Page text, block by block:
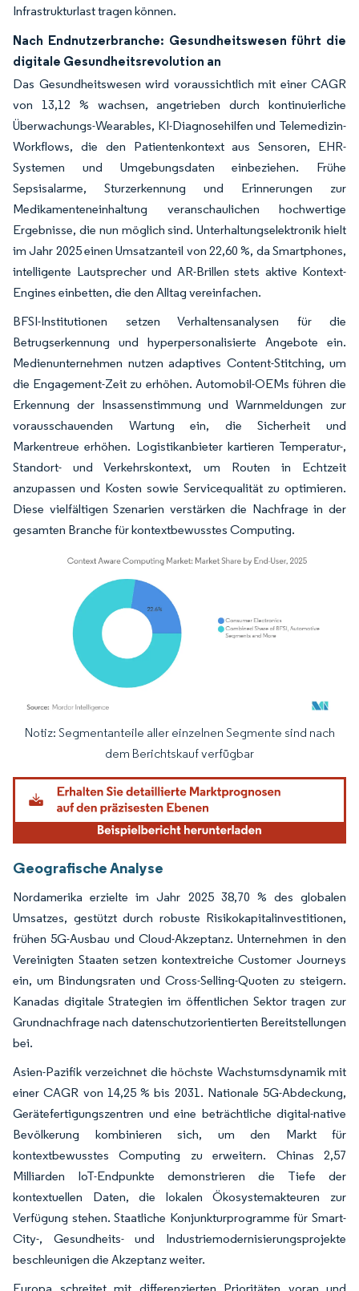
Infrastrukturlast tragen können.
Nach Endnutzerbranche: Gesundheitswesen führt die
digitale Gesundheitsrevolution an
Das Gesundheitswesen wird voraussichtlich mit einer CAGR
von 13,12 % wachsen, angetrieben durch kontinuierliche
Überwachungs-Wearables, KI-Diagnosehilfen und Telemedizin-
Workflows, die den Patientenkontext aus Sensoren, EHR-
Systemen und Umgebungsdaten einbeziehen. Frühe
Sepsisalarme, Sturzerkennung und Erinnerungen zur
Medikamenteneinhaltung veranschaulichen hochwertige
Ergebnisse, die nun möglich sind. Unterhaltungselektronik hielt
im Jahr 2025 einen Umsatzanteil von 22,60 %, da Smartphones,
intelligente Lautsprecher und AR-Brillen stets aktive Kontext-
Engines einbetten, die den Alltag vereinfachen.
BFSI-Institutionen setzen Verhaltensanalysen für die
Betrugserkennung und hyperpersonalisierte Angebote ein.
Medienunternehmen nutzen adaptives Content-Stitching, um
die Engagement-Zeit zu erhöhen. Automobil-OEMs führen die
Erkennung der Insassenstimmung und Warnmeldungen zur
vorausschauenden Wartung ein, die Sicherheit und
Markentreue erhöhen. Logistikanbieter kartieren Temperatur-,
Standort- und Verkehrskontext, um Routen in Echtzeit
anzupassen und Kosten sowie Servicequalität zu optimieren.
Diese vielfältigen Szenarien verstärken die Nachfrage in der
gesamten Branche für kontextbewusstes Computing.
Bild © Mordor Intelligence. Wiederverwendung erfordert Namensnennung
Notiz: Segmentanteile aller einzelnen Segmente sind nach
dem Berichtskauf verfügbar
Geografische Analyse
Nordamerika erzielte im Jahr 2025 38,70 % des globalen
Umsatzes, gestützt durch robuste Risikokapitalinvestitionen,
frühen 5G-Ausbau und Cloud-Akzeptanz. Unternehmen in den
Vereinigten Staaten setzen kontextreiche Customer Journeys
ein, um Bindungsraten und Cross-Selling-Quoten zu steigern.
Kanadas digitale Strategien im öffentlichen Sektor tragen zur
Grundnachfrage nach datenschutzorientierten Bereitstellungen
bei.
Asien-Pazifik verzeichnet die höchste Wachstumsdynamik mit
einer CAGR von 14,25 % bis 2031. Nationale 5G-Abdeckung,
Gerätefertigungszentren und eine beträchtliche digital-native
Bevölkerung kombinieren sich, um den Markt für
kontextbewusstes Computing zu erweitern. Chinas 2,57
Milliarden IoT-Endpunkte demonstrieren die Tiefe der
kontextuellen Daten, die lokalen Ökosystemakteuren zur
Verfügung stehen. Staatliche Konjunkturprogramme für Smart-
City-, Gesundheits- und Industriemodernisierungsprojekte
beschleunigen die Akzeptanz weiter.